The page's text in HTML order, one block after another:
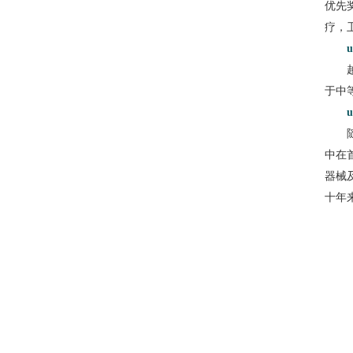
优先
疗，
于中
中在
器械
十年